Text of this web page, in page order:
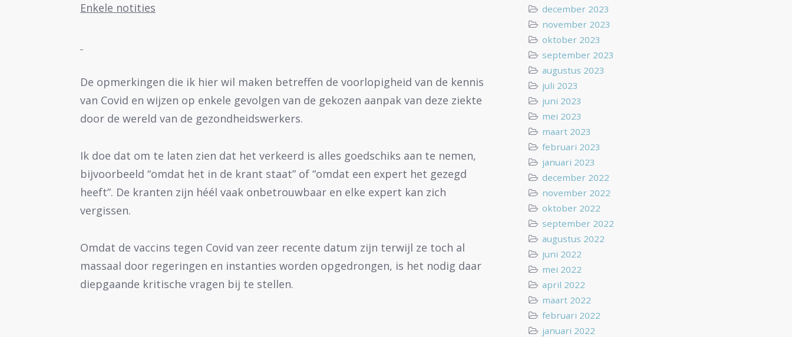
Enkele notities
De opmerkingen die ik hier wil maken betreffen de voorlopigheid van de kennis
van Covid en wijzen op enkele gevolgen van de gekozen aanpak van deze ziekte
door de wereld van de gezondheidswerkers.
Ik doe dat om te laten zien dat het verkeerd is alles goedschiks aan te nemen,
bijvoorbeeld “omdat het in de krant staat” of “omdat een expert het gezegd
heeft”. De kranten zijn héél vaak onbetrouwbaar en elke expert kan zich
vergissen.
Omdat de vaccins tegen Covid van zeer recente datum zijn terwijl ze toch al
massaal door regeringen en instanties worden opgedrongen, is het nodig daar
diepgaande kritische vragen bij te stellen.
december 2023
november 2023
oktober 2023
september 2023
augustus 2023
juli 2023
juni 2023
mei 2023
maart 2023
februari 2023
januari 2023
december 2022
november 2022
oktober 2022
september 2022
augustus 2022
juni 2022
mei 2022
april 2022
maart 2022
februari 2022
januari 2022